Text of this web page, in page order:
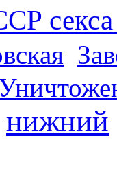
секса
нижний